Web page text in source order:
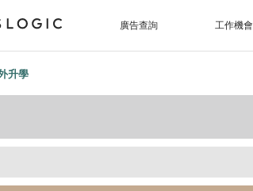
廣告查詢 工作機會
升學